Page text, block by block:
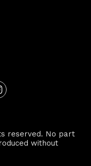
reserved. No part
without